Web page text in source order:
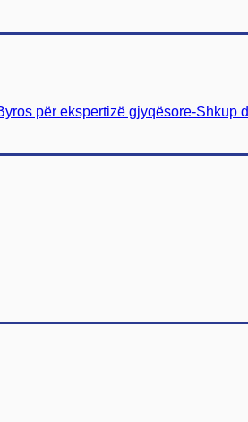
për ekspertizë gjyqësore-